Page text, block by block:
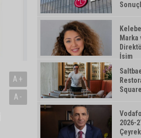
A+
A-
Marka
İsim
2026-